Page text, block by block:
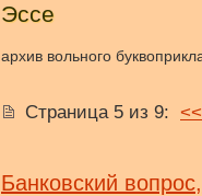
Эссе
архив вольного
Страница 5 из 9:
Банковский